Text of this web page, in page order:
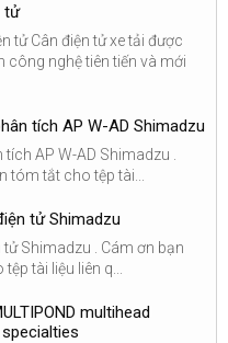
tử
tử Cân điện tử xe tải được
công nghệ tiên tiến và mới
tích AP W-AD Shimadzu
AP W-AD Shimadzu .
tóm tắt cho tệp tài...
tử Shimadzu
Shimadzu . Cám ơn bạn
tài liệu liên q...
multihead